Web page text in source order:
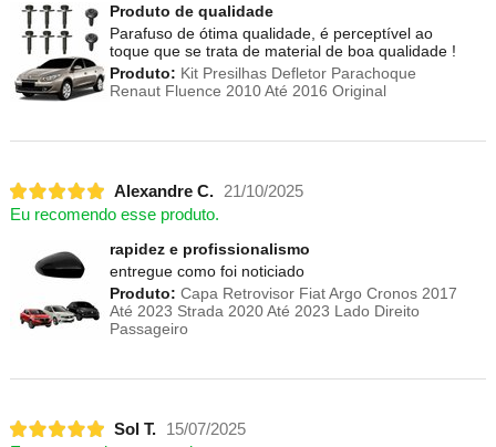
Produto de qualidade
Parafuso de ótima qualidade, é perceptível ao
toque que se trata de material de boa qualidade !
Produto: Kit Presilhas Defletor Parachoque
Renaut Fluence 2010 Até 2016 Original
Alexandre C.
21/10/2025
Eu recomendo esse produto.
rapidez e profissionalismo
entregue como foi noticiado
Produto: Capa Retrovisor Fiat Argo Cronos 2017
Até 2023 Strada 2020 Até 2023 Lado Direito
Passageiro
Sol T.
15/07/2025